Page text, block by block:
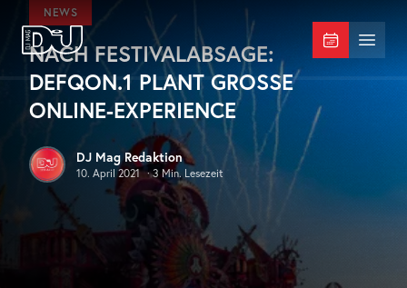
Zum Hauptinhalt springen
DJ Mag Germany Menü
NEWS
NACH FESTIVALABSAGE:
DEFQON.1 PLANT GROSSE O
NLINE-EXPERIENCE
DJ Mag Redaktion
10. April 2021 ·3 Min. Lesezeit